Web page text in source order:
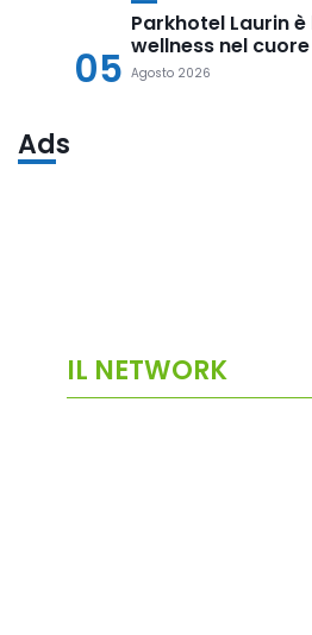
05
Parkhotel Laurin
wellness nel
Agosto 2026
Ads
IL NETWORK